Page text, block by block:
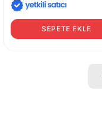
SEPETE EKLE